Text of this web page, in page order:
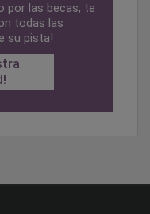
por las becas, te
todas las
su pista!